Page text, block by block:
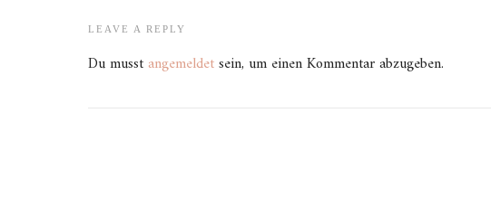
LEAVE A REPLY
Du musst angemeldetsein, um einen Kommentar abzugeben.